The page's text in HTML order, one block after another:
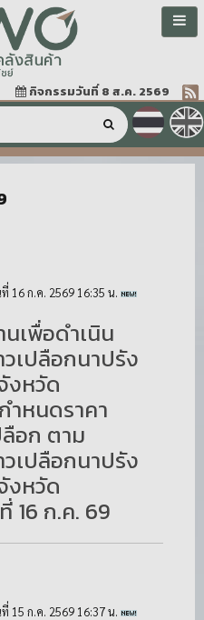
กิจกรรมวันที่ 8 ส.ค. 2569
16 ก.ค. 2569 16:35 น.
เพื่อดำเนิน
เปลือกนาปรัง
งหวัด
ำหนดราคา
อก ตาม
เปลือกนาปรัง
งหวัด
16 ก.ค. 69
15 ก.ค. 2569 16:37 น.